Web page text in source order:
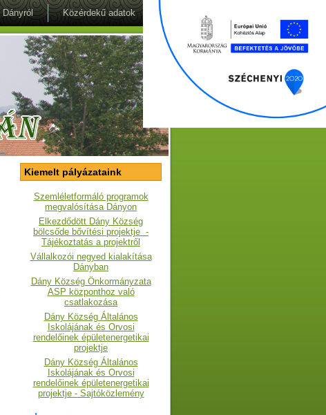
Dányról
Közérdekű adatok
Kiemelt pályázataink
Szemléletformáló programok
megvalósítása Dányon
Elkezdődött Dány Község
bölcsőde bővítési projektje -
Tájékoztatás a projektről
Vállalkozói negyed kialakítása
Dányban
Dány Község Önkormányzata
ASP központhoz való
csatlakozása
Dány Község Általános
Iskolájának és Orvosi
rendelőinek épületenergetikai
projektje
Dány Község Általános
Iskolájának és Orvosi
rendelőinek épületenergetikai
projektje - Sajtóközlemény